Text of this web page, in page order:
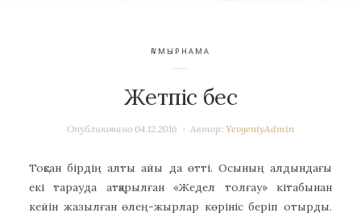
ҒҰМЫРНАМА
Жетпіс бес
Опубликовано 04.12.2016 Автор:YevgeniyAdmin
Тоқсан бірдің алты айы да өтті. Осының алдындағы
екі тарауда атқарылған «Жедел толғау» кітабынан
кейін жазылған өлең-жырлар көрініс беріп отырды.